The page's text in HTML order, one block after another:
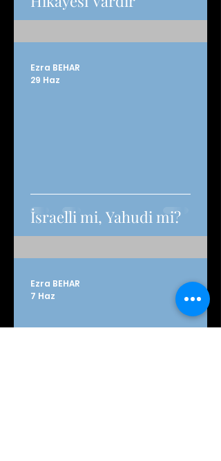
İsraelli mi, Yahudi mi?
Ezra BEHAR
29 Haz
Ezra BEHAR
7 Haz